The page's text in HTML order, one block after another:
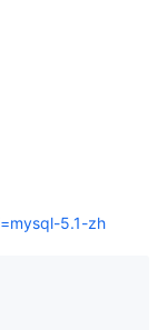
和A表的ID 关联
如何去做？ 求个
5.1-zh